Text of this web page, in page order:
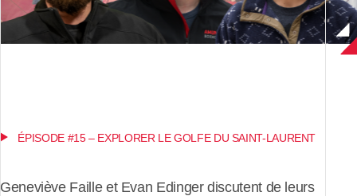
ÉPISODE #15 – EXPLORER LE GOLFE DU SAINT-LAURENT
Geneviève Faille et Evan Edinger discutent de leurs